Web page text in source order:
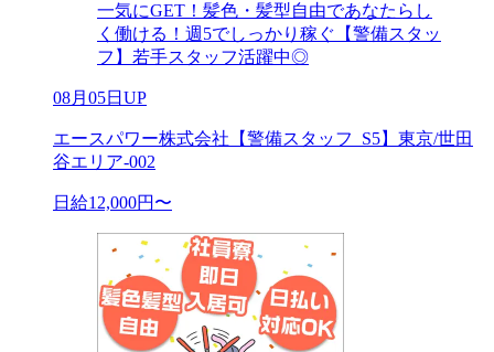
一気にGET！髪色・髪型自由であなたらし
く働ける！週5でしっかり稼ぐ【警備スタッ
フ】若手スタッフ活躍中◎
08月05日UP
エースパワー株式会社【警備スタッフ_S5】東京/世田
谷エリア-002
日給12,000円〜